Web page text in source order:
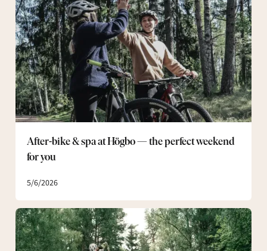
After-bike & spa at Högbo — the perfect weekend
for you
5/6/2026
spa
at
Högbo
—
the
perfect
weekend
for
Master
your
technique: